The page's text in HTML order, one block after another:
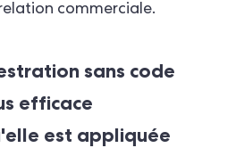
commerciale.
sans code
efficace
est appliquée